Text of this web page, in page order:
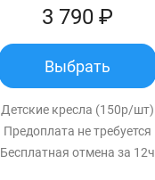
3 790 ₽
Выбрать
Детские кресла (150р/шт)
Предоплата не требуется
Бесплатная отмена за 12ч